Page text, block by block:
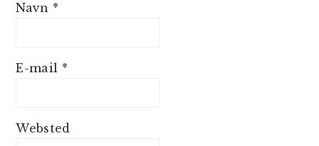
Navn *
E-mail *
Websted